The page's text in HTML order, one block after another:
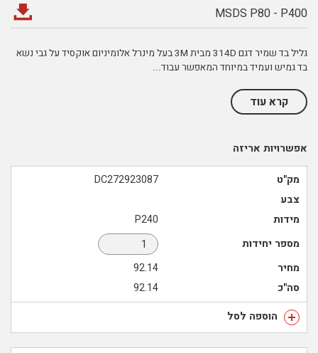
MSDS P80 - P400
גליל בד שמיר דגם 314D מבית 3M בעל מינרל אלומיניום אוקסיד על גבי נשא
בד גמיש ועמיד במיוחד המאפשר עבוד...
קרא עוד
אפשרויות אריזה
מק"ט
DC272923087
צבע
מידות
P240
מספר יחידות
מחיר
92.14
סה"כ
92.14
הוספה לסל